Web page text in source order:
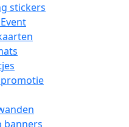
stickers
banners